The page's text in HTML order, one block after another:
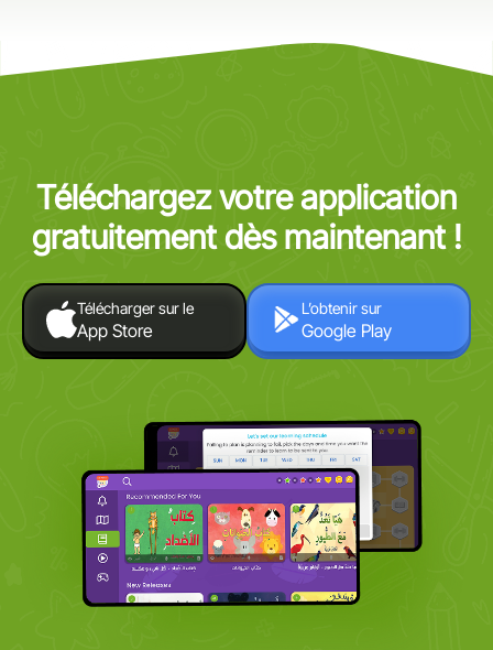
Téléchargez votre application
gratuitement dès maintenant !
Télécharger sur le
App Store
L’obtenir sur
Google Play